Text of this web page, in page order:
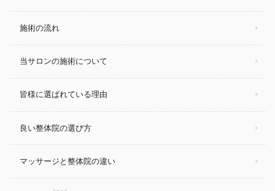
施術の流れ
当サロンの施術について
皆様に選ばれている理由
良い整体院の選び方
マッサージと整体院の違い